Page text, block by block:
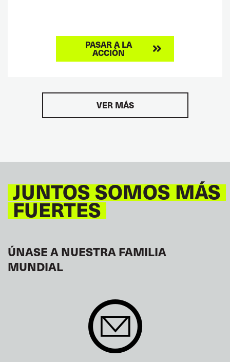
PASAR A LA
ACCIÓN
VER MÁS
JUNTOS SOMOS MÁS
FUERTES
ÚNASE A NUESTRA FAMILIA
MUNDIAL